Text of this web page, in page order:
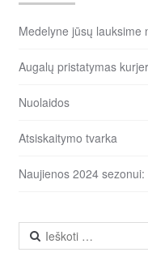
Medelyne jūsų lauksime
Augalų pristatymas
Nuolaidos
Atsiskaitymo tvarka
Naujienos 2024 sezonui:
Ieškoti: